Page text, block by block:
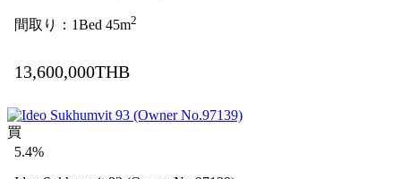
間取り：1Bed 45m2
13,600,000THB
買
5.4%